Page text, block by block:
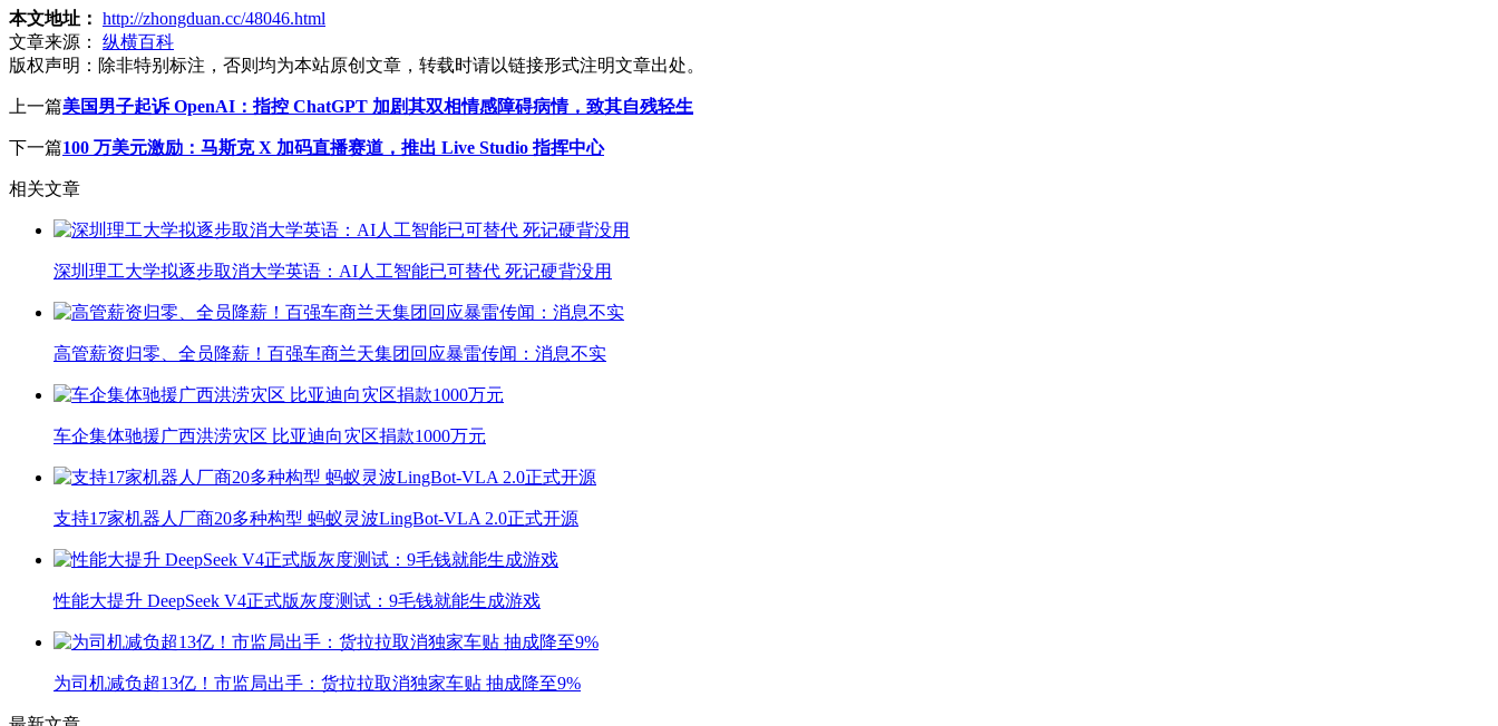
本文地址： http://zhongduan.cc/48046.html
文章来源：
纵横百科
版权声明： 除非特别标注，否则均为本站原创文章，转载时请以链接形式注明文章出处。
上一篇美国男子起诉 OpenAI：指控 ChatGPT 加剧其双相情感障碍病情，致其自残轻生
下一篇100 万美元激励：马斯克 X 加码直播赛道，推出 Live Studio 指挥中心
相关文章
深圳理工大学拟逐步取消大学英语：AI人工智能已可替代 死记硬背没用
高管薪资归零、全员降薪！百强车商兰天集团回应暴雷传闻：消息不实
车企集体驰援广西洪涝灾区 比亚迪向灾区捐款1000万元
支持17家机器人厂商20多种构型 蚂蚁灵波LingBot-VLA 2.0正式开源
性能大提升 DeepSeek V4正式版灰度测试：9毛钱就能生成游戏
为司机减负超13亿！市监局出手：货拉拉取消独家车贴 抽成降至9%